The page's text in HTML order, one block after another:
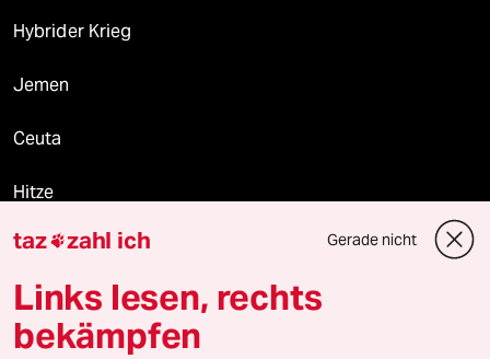
Hybrider Krieg
Jemen
Ceuta
Hitze
Verlag
taz zahl ich Gerade nicht
Links lesen, rechts
bekämpfen